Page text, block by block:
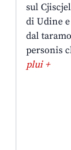
sul
di Udine
dal
personis
plui +